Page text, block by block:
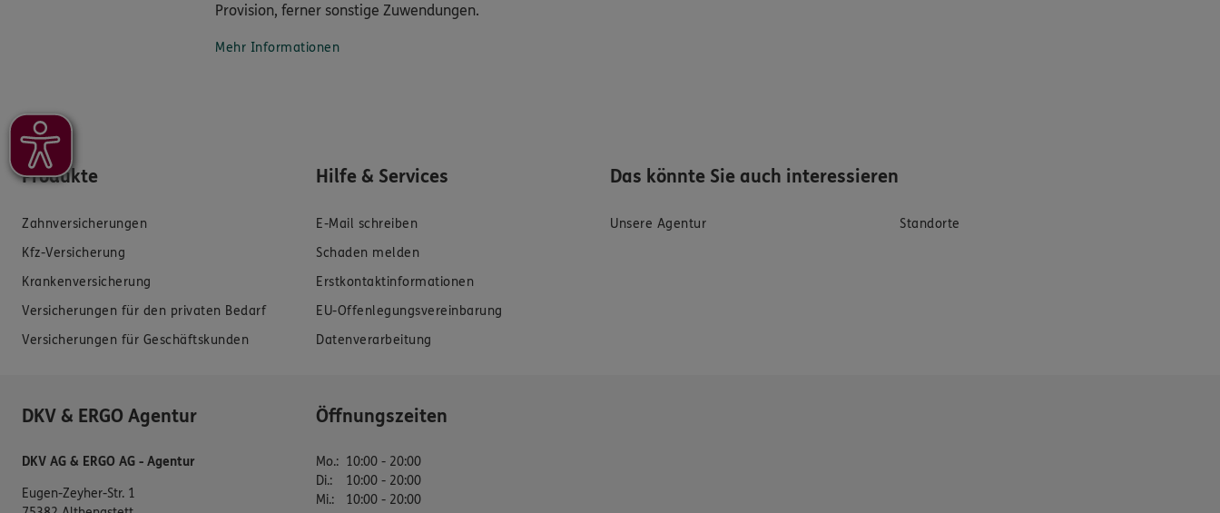
Provision, ferner sonstige Zuwendungen.
Mehr Informationen
Produkte
Zahnversicherungen
Kfz-Versicherung
Krankenversicherung
Versicherungen für den privaten Bedarf
Versicherungen für Geschäftskunden
Hilfe & Services
E-Mail schreiben
Schaden melden
Erstkontaktinformationen
EU-Offenlegungsvereinbarung
Datenverarbeitung
Das könnte Sie auch interessieren
Unsere Agentur Standorte
DKV & ERGO Agentur
DKV AG & ERGO AG - Agentur
Eugen-Zeyher-Str. 1
Öffnungszeiten
Mo.: 10:00 - 20:00
Di.:
10:00 - 20:00
Mi.:
10:00 - 20:00